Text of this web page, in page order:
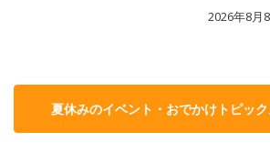
2026年8月
夏休みのイベント・おでかけトピッ